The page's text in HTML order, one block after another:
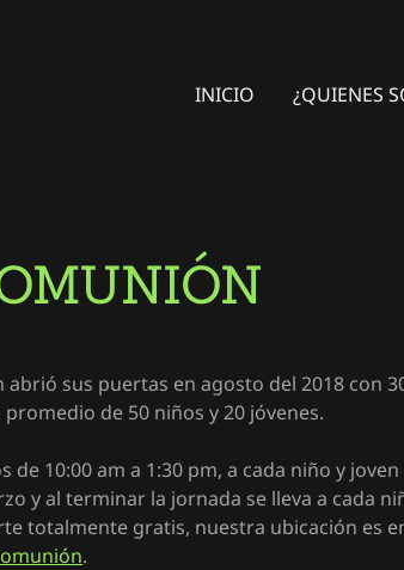
INICIO ¿QUIENES
abrió sus puertas en agosto del 2018 con
de 50 niños y 20 jóvenes.
de 10:00 am a 1:30 pm, a cada niño y
y al terminar la jornada se lleva a cada
totalmente gratis, nuestra ubicación es
.